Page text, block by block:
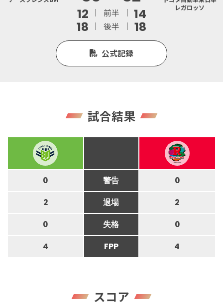
12 前半
14
18
後半 18
レガロッソ
公式記録
試合結果
0 警告 0
2 退場 2
0 失格 0
4 FPP 4
スコア